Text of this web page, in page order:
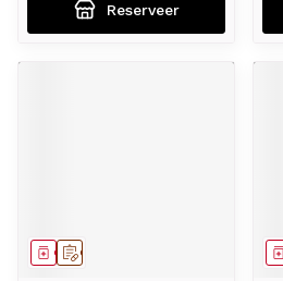
Reserveer
Op voorschrift
Geneesmiddel